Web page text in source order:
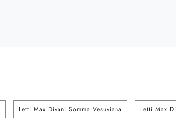
Letti Max Divani Somma Vesuviana Letti Max